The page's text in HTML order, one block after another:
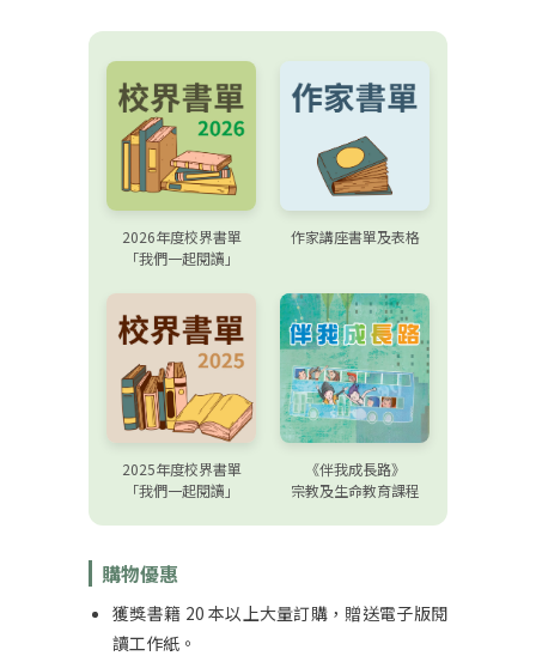
2026年度校界書單
「我們一起閱讀」
作家講座書單及表格
2025年度校界書單
「我們一起閱讀」
《伴我成長路》
宗教及生命教育課程
購物優惠
獲獎書籍 20 本以上大量訂購，贈送電子版閱
讀工作紙。